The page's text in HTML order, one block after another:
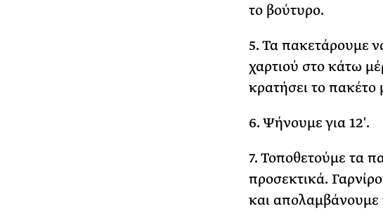
το βούτυρο.
5. Τα πακετάρουμε
χαρτιού στο κάτω
κρατήσει το πακέτο
6. Ψήνουμε για 12′.
7. Τοποθετούμε τα
προσεκτικά.
και απολαμβάνουμε